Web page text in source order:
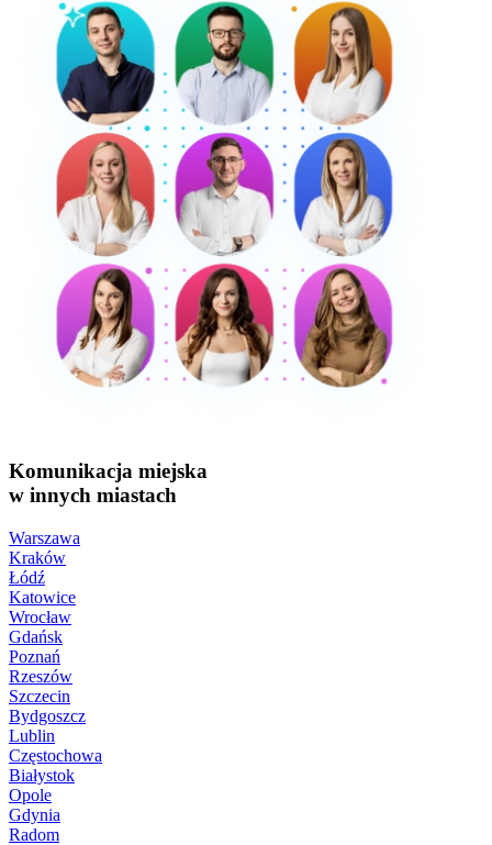
Komunikacja miejska
w innych miastach
Warszawa
Kraków
Łódź
Katowice
Wrocław
Gdańsk
Poznań
Rzeszów
Szczecin
Bydgoszcz
Lublin
Częstochowa
Białystok
Opole
Gdynia
Radom